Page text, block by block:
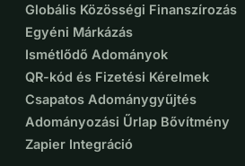
Globális Közösségi Finanszírozás
Egyéni Márkázás
Ismétlődő Adományok
QR-kód és Fizetési Kérelmek
Csapatos Adománygyűjtés
Adományozási Űrlap Bővítmény
Zapier Integráció